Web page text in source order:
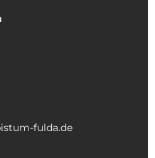
fulda.de